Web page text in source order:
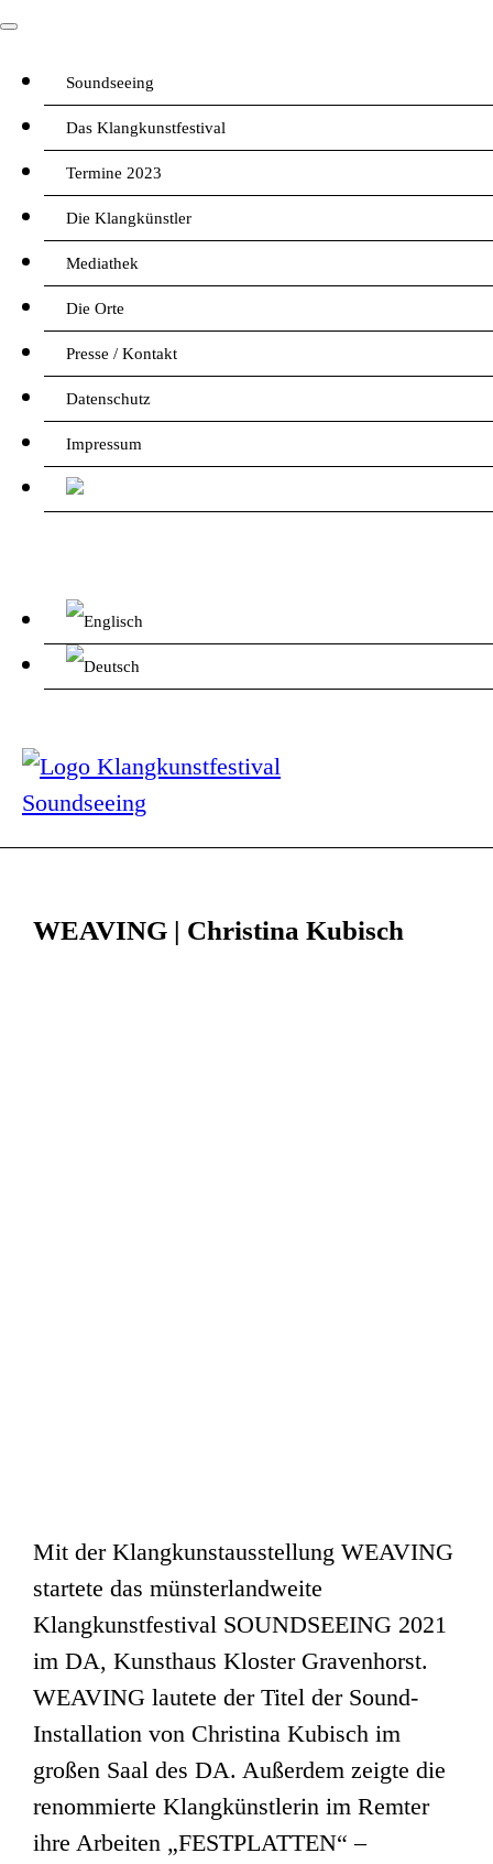
Soundseeing
Das Klangkunstfestival
Termine 2023
Die Klangkünstler
Mediathek
Die Orte
Presse / Kontakt
Datenschutz
Impressum
WEAVING | Christina Kubisch
Mit der Klangkunstausstellung WEAVING
startete das münsterlandweite
Klangkunstfestival SOUNDSEEING 2021
im DA, Kunsthaus Kloster Gravenhorst.
WEAVING lautete der Titel der Sound-
Installation von Christina Kubisch im
großen Saal des DA. Außerdem zeigte die
renommierte Klangkünstlerin im Remter
ihre Arbeiten „FESTPLATTEN“ –